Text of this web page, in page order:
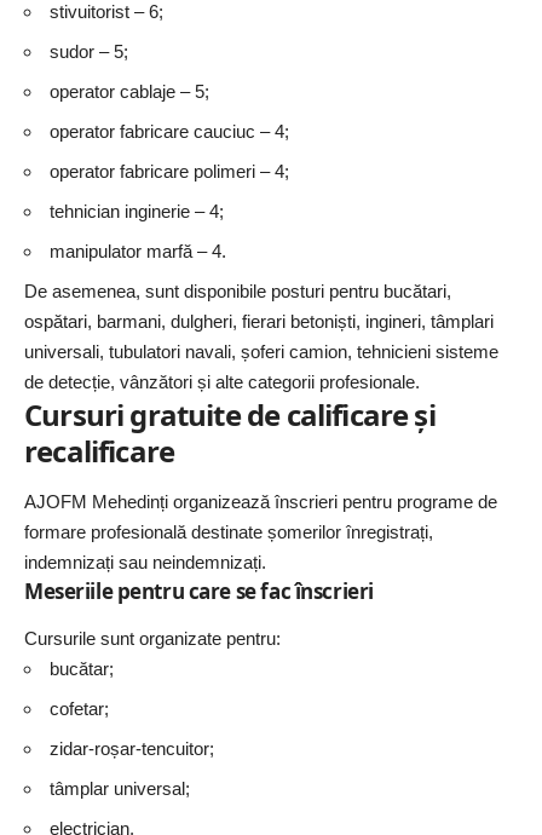
stivuitorist – 6;
sudor – 5;
operator cablaje – 5;
operator fabricare cauciuc – 4;
operator fabricare polimeri – 4;
tehnician inginerie – 4;
manipulator marfă – 4.
De asemenea, sunt disponibile posturi pentru bucătari,
ospătari, barmani, dulgheri, fierari betoniști, ingineri, tâmplari
universali, tubulatori navali, șoferi camion, tehnicieni sisteme
de detecție, vânzători și alte categorii profesionale.
Cursuri gratuite de calificare și
recalificare
AJOFM Mehedinți organizează înscrieri pentru programe de
formare profesională destinate șomerilor înregistrați,
indemnizați sau neindemnizați.
Meseriile pentru care se fac înscrieri
Cursurile sunt organizate pentru:
bucătar;
cofetar;
zidar-roșar-tencuitor;
tâmplar universal;
electrician.